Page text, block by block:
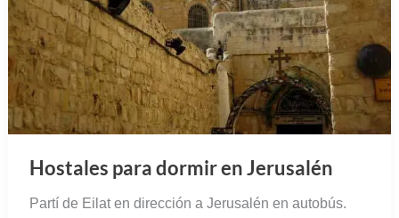
Hostales para dormir en Jerusalén
Partí de Eilat en dirección a Jerusalén en autobús.